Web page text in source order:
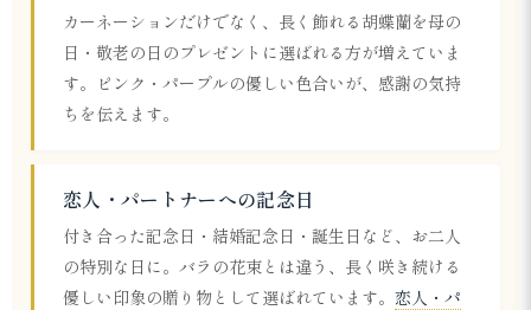
カーネーションだけでなく、長く飾れる胡蝶蘭を母の
日・敬老の日のプレゼントに選ばれる方が増えていま
す。ピンク・パープルの優しい色合いが、感謝の気持
ちを伝えます。
恋人・パートナーへの記念日
付き合った記念日・結婚記念日・誕生日など、お二人
の特別な日に。バラの花束とは違う、長く咲き続ける
優しい印象の贈り物として選ばれています。 恋人・パ